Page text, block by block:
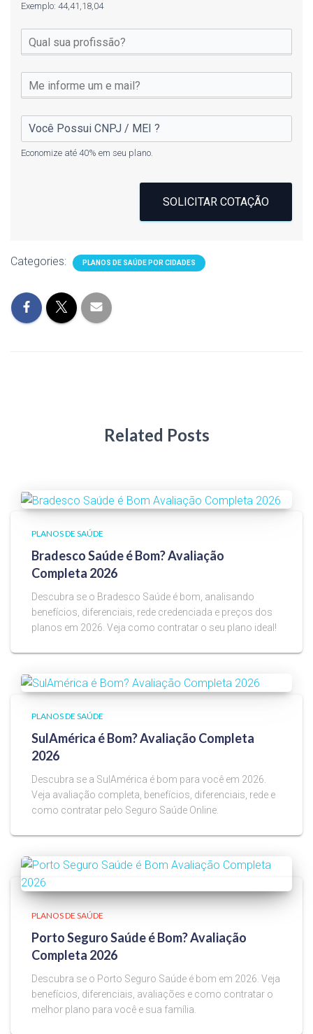
Exemplo: 44,41,18,04
Economize até 40% em seu plano.
SOLICITAR COTAÇÃO
Categories: PLANOS DE SAÚDE POR CIDADES
Related Posts
PLANOS DE SAÚDE
Bradesco Saúde é Bom? Avaliação
Completa 2026
Descubra se o Bradesco Saúde é bom, analisando
benefícios, diferenciais, rede credenciada e preços dos
planos em 2026. Veja como contratar o seu plano ideal!
PLANOS DE SAÚDE
SulAmérica é Bom? Avaliação Completa
2026
Descubra se a SulAmérica é bom para você em 2026.
Veja avaliação completa, benefícios, diferenciais, rede e
como contratar pelo Seguro Saúde Online.
PLANOS DE SAÚDE
Porto Seguro Saúde é Bom? Avaliação
Completa 2026
Descubra se o Porto Seguro Saúde é bom em 2026. Veja
benefícios, diferenciais, avaliações e como contratar o
melhor plano para você e sua família.